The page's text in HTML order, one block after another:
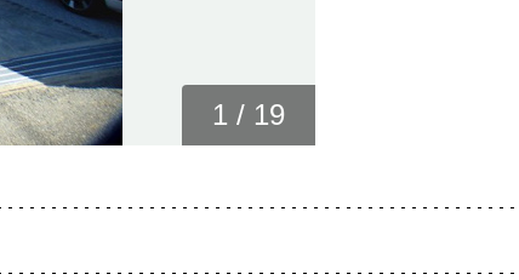
1 / 19